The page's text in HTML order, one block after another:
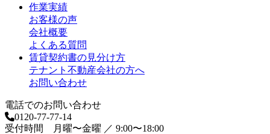
作業実績
お客様の声
会社概要
よくある質問
賃貸契約書の見分け方
テナント不動産会社の方へ
お問い合わせ
電話でのお問い合わせ
0120-77-77-14
受付時間 月曜〜金曜 ／ 9:00〜18:00